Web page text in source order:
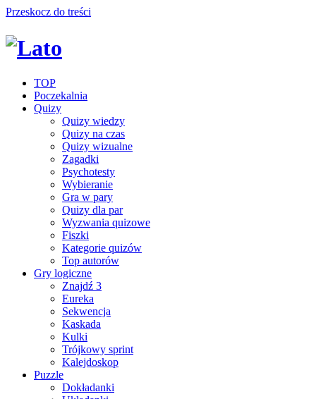
Przeskocz do treści
TOP
Poczekalnia
Quizy
Quizy wiedzy
Quizy na czas
Quizy wizualne
Zagadki
Psychotesty
Wybieranie
Gra w pary
Quizy dla par
Wyzwania quizowe
Fiszki
Kategorie quizów
Top autorów
Gry logiczne
Znajdź 3
Eureka
Sekwencja
Kaskada
Kulki
Trójkowy sprint
Kalejdoskop
Puzzle
Dokładanki